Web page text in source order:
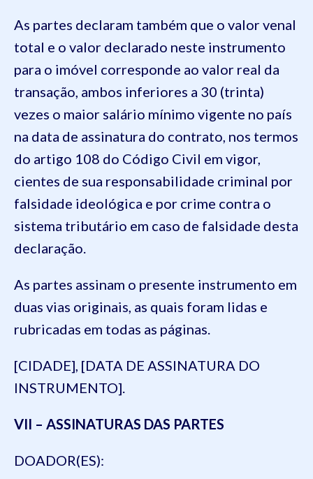
As partes declaram também que o valor venal
total e o valor declarado neste instrumento
para o imóvel corresponde ao valor real da
transação, ambos inferiores a 30 (trinta)
vezes o maior salário mínimo vigente no país
na data de assinatura do contrato, nos termos
do artigo 108 do Código Civil em vigor,
cientes de sua responsabilidade criminal por
falsidade ideológica e por crime contra o
sistema tributário em caso de falsidade desta
declaração.
As partes assinam o presente instrumento em
duas vias originais, as quais foram lidas e
rubricadas em todas as páginas.
[CIDADE], [DATA DE ASSINATURA DO
INSTRUMENTO].
VII – ASSINATURAS DAS PARTES
DOADOR(ES):